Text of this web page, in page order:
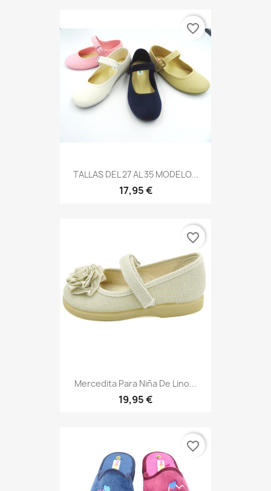
TALLAS DEL 27 AL 35 MODELO...
17,95 €
favorite_border
Mercedita Para Niña De Lino...
19,95 €
favorite_border
favorite_border